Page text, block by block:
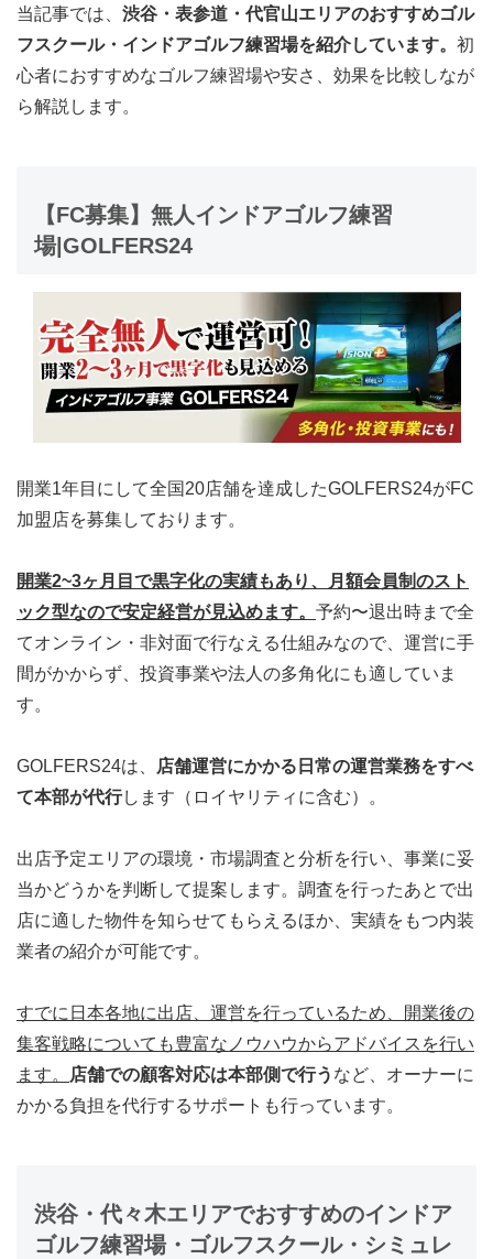
当記事では、 渋谷・表参道・代官山エリアのおすすめゴル
フスクール・インドアゴルフ練習場を紹介しています。 初
心者におすすめなゴルフ練習場や安さ、効果を比較しなが
ら解説します。
【FC募集】無人インドアゴルフ練習
場|GOLFERS24
開業1年目にして全国20店舗を達成したGOLFERS24がFC
加盟店を募集しております。
開業2~3ヶ月目で黒字化の実績もあり、月額会員制のスト
ック型なので安定経営が見込めます。 予約〜退出時まで全
てオンライン・非対面で行なえる仕組みなので、運営に手
間がかからず、投資事業や法人の多角化にも適していま
す。
GOLFERS24は、 店舗運営にかかる日常の運営業務をすべ
て本部が代行します（ロイヤリティに含む）。
出店予定エリアの環境・市場調査と分析を行い、事業に妥
当かどうかを判断して提案します。調査を行ったあとで出
店に適した物件を知らせてもらえるほか、実績をもつ内装
業者の紹介が可能です。
すでに日本各地に出店、運営を行っているため、開業後の
集客戦略についても豊富なノウハウからアドバイスを行い
ます。 店舗での顧客対応は本部側で行う など、オーナーに
かかる負担を代行するサポートも行っています。
渋谷・代々木エリアでおすすめのインドア
ゴルフ練習場・ゴルフスクール・シミュレ